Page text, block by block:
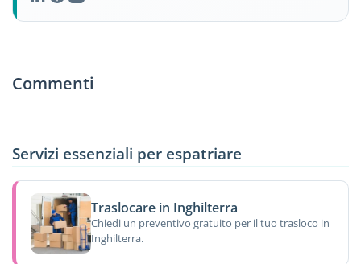
Commenti
Servizi essenziali per espatriare
Traslocare in Inghilterra
Chiedi un preventivo gratuito per il tuo trasloco in
Inghilterra.